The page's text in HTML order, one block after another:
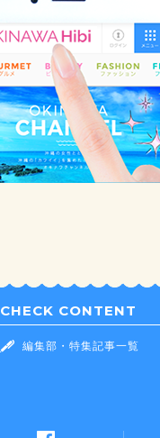
CHECK CONTENT
編集部・特集記事一覧